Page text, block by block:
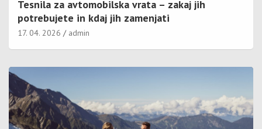
Tesnila za avtomobilska vrata – zakaj jih
potrebujete in kdaj jih zamenjati
17. 04. 2026 admin